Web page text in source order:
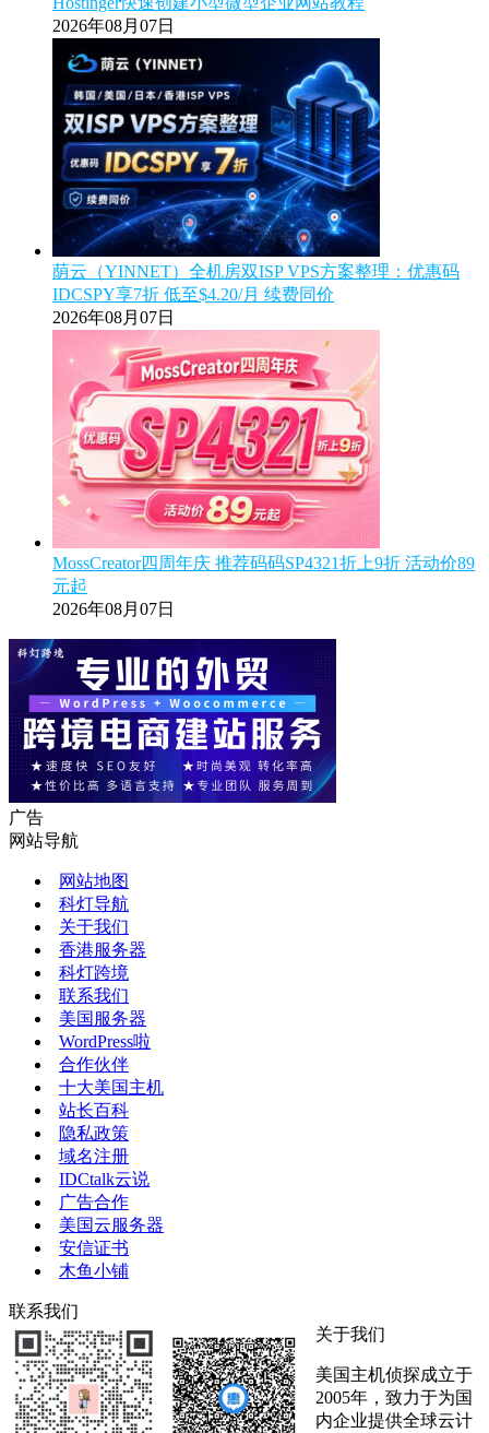
2026年08月07日
荫云（YINNET）全机房双ISP VPS方案整理：优惠码
IDCSPY享7折 低至$4.20/月 续费同价
2026年08月07日
MossCreator四周年庆 推荐码码SP4321折上9折 活动价89
元起
2026年08月07日
广告
网站导航
网站地图
科灯导航
关于我们
香港服务器
科灯跨境
联系我们
美国服务器
WordPress啦
合作伙伴
十大美国主机
站长百科
隐私政策
域名注册
IDCtalk云说
广告合作
美国云服务器
安信证书
木鱼小铺
联系我们
关于我们
美国主机侦探成立于
2005年，致力于为国
内企业提供全球云计